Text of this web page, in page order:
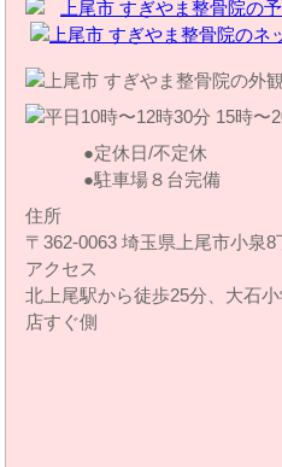
定休日/不定休
駐車場８台完備
住所
〒362-0063 埼玉県上尾市小泉8
アクセス
北上尾駅から徒歩25分、大石
店すぐ側